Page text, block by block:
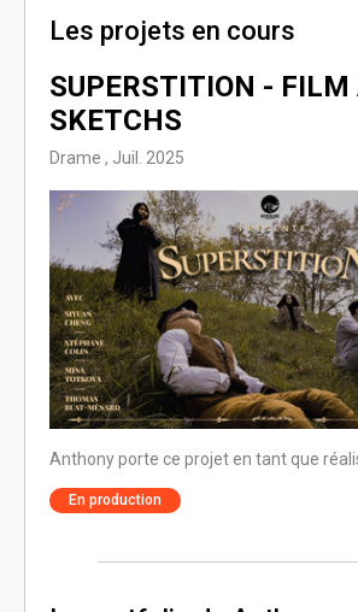
Les projets en cours
SUPERSTITION - FILM
SKETCHS
Drame , Juil. 2025
Anthony porte ce projet en tant que
En production